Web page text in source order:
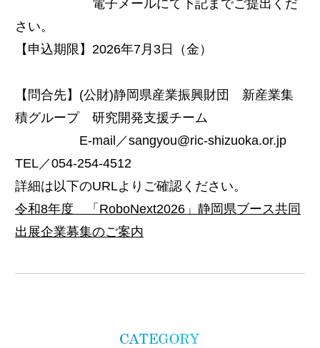
電子メールにて下記までご提出くだ
さい。
【申込期限】2026年7月3日（金）
【問合先】(公財)静岡県産業振興財団 新産業集
積グループ 研究開発支援チーム
E-mail／sangyou@ric-shizuoka.or.jp
TEL／054-254-4512
詳細は以下のURLよりご確認ください。
令和8年度 「RoboNext2026」静岡県ブース共同
出展企業募集のご案内